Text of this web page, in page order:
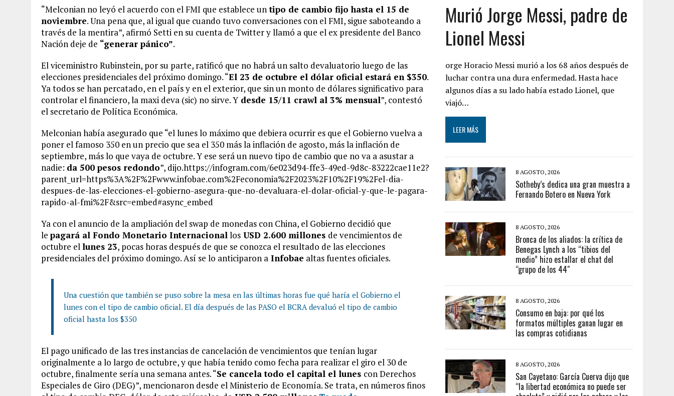
“Melconian no leyó el acuerdo con el FMI que establece untipo de cambio fijo hasta el 15 de
noviembre. Una pena que, al igual que cuando tuvo conversaciones con el FMI, sigue saboteando a
través de la mentira”, afirmó Setti en su cuenta de Twitter y llamó a que el ex presidente del Banco
Nación deje de “generar pánico”.
El viceministro Rubinstein, por su parte, ratificó que no habrá un salto devaluatorio luego de las
elecciones presidenciales del próximo domingo. “El 23 de octubre el dólar oficial estará en $350.
Ya todos se han percatado, en el país y en el exterior, que sin un monto de dólares significativo para
controlar el financiero, la maxi deva (sic) no sirve. Y desde 15/11 crawl al 3% mensual”, contestó
el secretario de Política Económica.
Melconian había asegurado que “el lunes lo máximo que debiera ocurrir es que el Gobierno vuelva a
poner el famoso 350 en un precio que sea el 350 más la inflación de agosto, más la inflación de
septiembre, más lo que vaya de octubre. Y ese será un nuevo tipo de cambio que no va a asustar a
nadie: da 500 pesos redondo”, dijo.https://infogram.com/6e023d94-ffe3-49ed-9d8c-83222cae11e2?
parent_url=https%3A%2F%2Fwww.infobae.com%2Feconomia%2F2023%2F10%2F19%2Fel-dia-
despues-de-las-elecciones-el-gobierno-asegura-que-no-devaluara-el-dolar-oficial-y-que-le-pagara-
rapido-al-fmi%2F&src=embed#async_embed
Ya con el anuncio de la ampliación del swap de monedas con China, el Gobierno decidió que
le pagará al Fondo Monetario Internacionallos USD 2.600 millones de vencimientos de
octubre ellunes 23, pocas horas después de que se conozca el resultado de las elecciones
presidenciales del próximo domingo. Así se lo anticiparon a Infobae altas fuentes oficiales.
Una cuestión que también se puso sobre la mesa en las últimas horas fue qué haría el Gobierno el
lunes con el tipo de cambio oficial. El día después de las PASO el BCRA devaluó el tipo de cambio
oficial hasta los $350
El pago unificado de las tres instancias de cancelación de vencimientos que tenían lugar
originalmente a lo largo de octubre, y que había tenido como fecha para realizar el giro el 30 de
octubre, finalmente sería una semana antes. “Se cancela todo el capital el lunes con Derechos
Especiales de Giro (DEG)”, mencionaron desde el Ministerio de Economía. Se trata, en números finos
Murió Jorge Messi, padre de
Lionel Messi
orge Horacio Messi murió a los 68 años después de
luchar contra una dura enfermedad. Hasta hace
algunos días a su lado había estado Lionel, que
viajó…
LEER MÁS
8 AGOSTO, 2026
Sotheby’s dedica una gran muestra a
Fernando Botero en Nueva York
8 AGOSTO, 2026
Bronca de los aliados: la crítica de
Benegas Lynch a los “tibios del
medio” hizo estallar el chat del
“grupo de los 44″
8 AGOSTO, 2026
Consumo en baja: por qué los
formatos múltiples ganan lugar en
las compras cotidianas
8 AGOSTO, 2026
San Cayetano: García Cuerva dijo que
“la libertad económica no puede ser